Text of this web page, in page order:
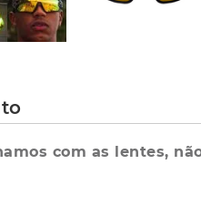
com as lentes,